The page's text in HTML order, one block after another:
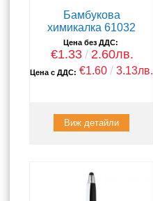
Бамбукова
химикалка 61032
Цена без ДДС:
€1.33 2.60лв.
Цена с ДДС: €1.60 3.13лв.
Виж детайли